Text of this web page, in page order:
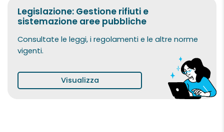
Legislazione: Gestione rifiuti e
sistemazione aree pubbliche
Consultate le leggi, i regolamenti e le altre norme
vigenti.
Visualizza